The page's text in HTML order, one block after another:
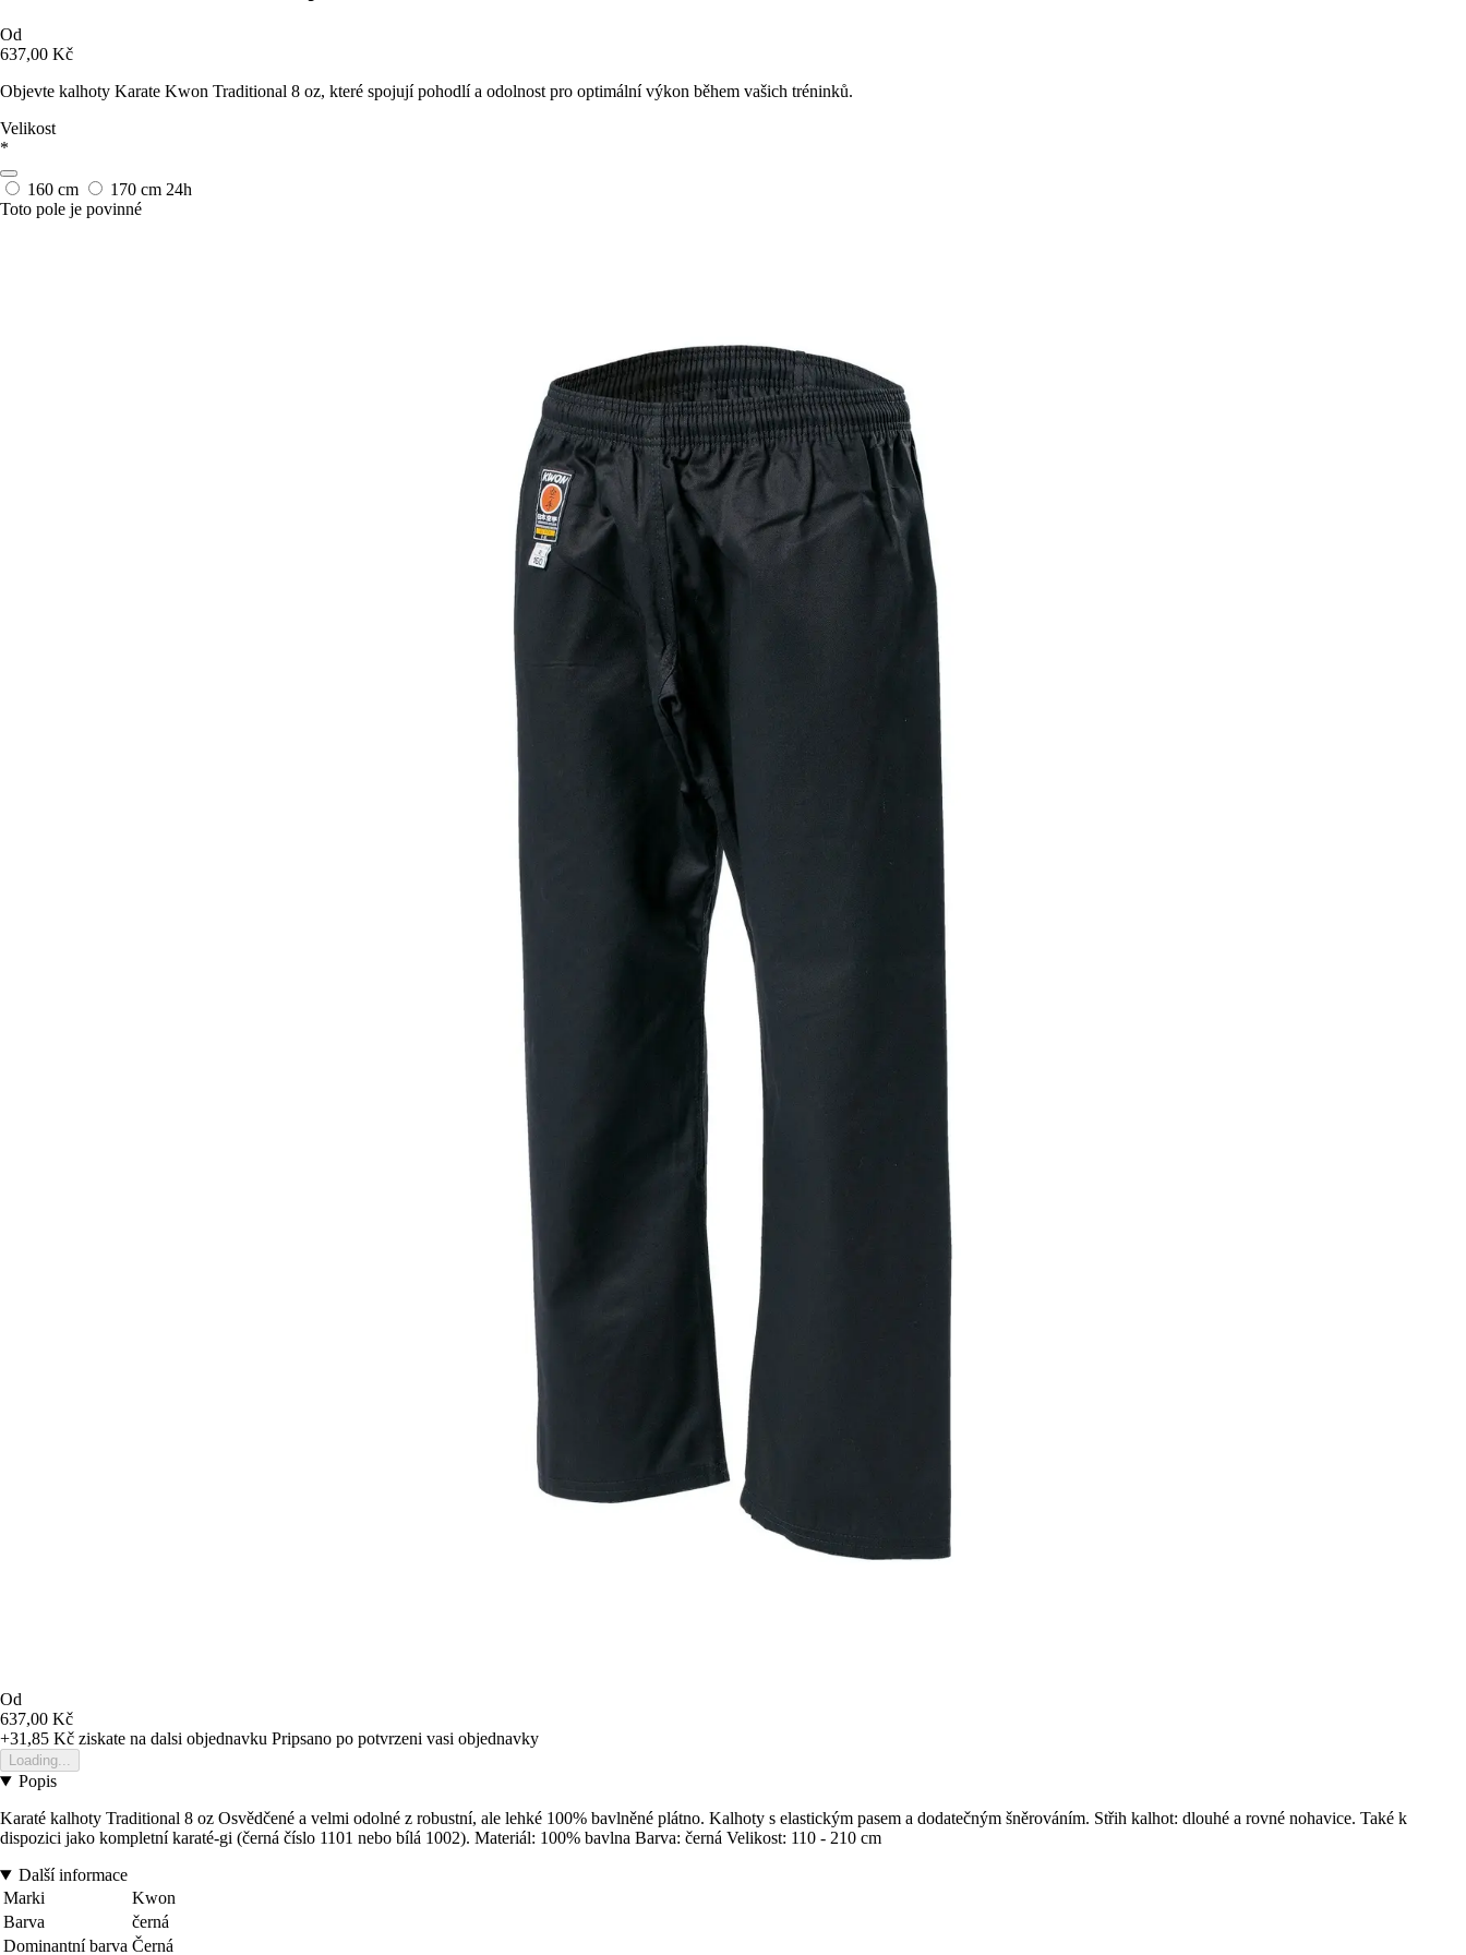
Od
637,00 Kč
Objevte kalhoty Karate Kwon Traditional 8 oz, které spojují pohodlí a odolnost pro optimální výkon během vašich tréninků.
Velikost
*
160 cm 170 cm 24h
Toto pole je povinné
Od
637,00 Kč
+31,85 Kč ziskate na dalsi objednavku Pripsano po potvrzeni vasi objednavky
Loading...
Popis
Karaté kalhoty Traditional 8 oz Osvědčené a velmi odolné z robustní, ale lehké 100% bavlněné plátno. Kalhoty s elastickým pasem a dodatečným šněrováním. Střih kalhot: dlouhé a rovné nohavice. Také k
dispozici jako kompletní karaté-gi (černá číslo 1101 nebo bílá 1002). Materiál: 100% bavlna Barva: černá Velikost: 110 - 210 cm
Další informace
Marki
Kwon
Barva
černá
Dominantní barva Černá